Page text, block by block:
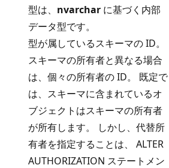
型は、 nvarchar に基づく内部
データ型です。
型が属しているスキーマの ID。
スキーマの所有者と異なる場合
は、個々の所有者の ID。 既定で
は、スキーマに含まれているオ
ブジェクトはスキーマの所有者
が所有します。 しかし、代替所
有者を指定することは、 ALTER
AUTHORIZATION ステートメン